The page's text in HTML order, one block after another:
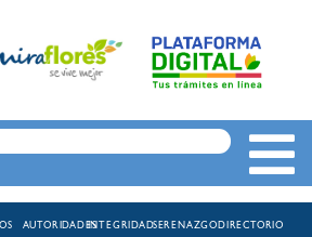
AUTORIDADESINTEGRIDADSERENAZGODIRECTORIO